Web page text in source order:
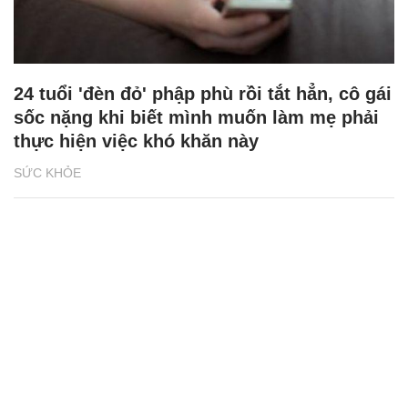
SỨC KHỎE
24 tuổi 'đèn đỏ' phập phù rồi tắt hẳn, cô gái
sốc nặng khi biết mình muốn làm mẹ phải
thực hiện việc khó khăn này